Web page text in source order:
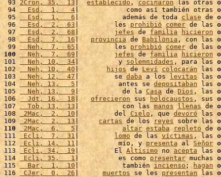
93 2Cron, 35,  13 | establecido , cocinaron las otras
94
  Esd,  1,   4
|            como así también otras
95
  Esd,  1,   6
|           además de toda clase de
96
  Esd,  2,  63
|         les prohibió comer de las
97
  Esd,  2,  68
| jefes de familia hicieron
98
  Esd,  7,  16
| provincia de Babilonia , con las
99
  Neh,  7,  65
|         les prohibió comer de las
100
  Neh,  7,  69
| jefes de familia hicieron
101
  Neh, 10,  34
|          y solemnidades , para las
102
  Neh, 10,  40
| hijos de Leví colocarán las
103
  Neh, 12,  47
|         se daba a los levitas las
104
  Neh, 13,   5
|          antes se depositaban las
105
  Neh, 13,   9
|           de la Casa de Dios , las
106
  Jdt, 16,  18
| ofrecieron sus holocaustos , sus
107
  Tob, 13,  13
|           con las manos llenas de
108 2Mac,  2,  10|         del Cielo, que devoró las
109 2Mac,  2,  13 | cartas de los reyes sobre las
110
2Mac,  6,   5 | altar estaba repleto de
111
Ecli,  7,  31 | lomo de las víctimas , las
112
Ecli, 14,  11 |          mío, y presenta al Señor
113 Ecli, 34,  19 |         El Altísimo no acepta las
114 Ecli, 35,   1|          es como presentar muchas
115
  Bar,  1,  10
|           también incienso ; hagan
116 CJer,  0,  26| muertos se les presentan las